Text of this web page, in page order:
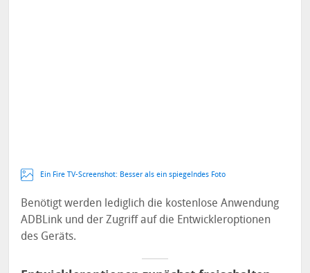
Ein Fire TV-Screenshot: Besser als ein spiegelndes Foto
Benötigt werden lediglich die kostenlose Anwendung
ADBLink und der Zugriff auf die Entwickleroptionen
des Geräts.